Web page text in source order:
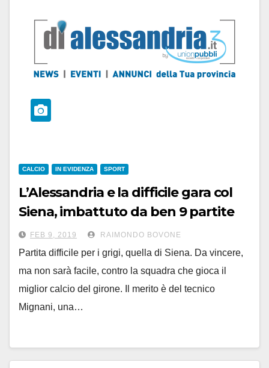
CALCIO IN EVIDENZA SPORT
L’Alessandria e la difficile gara col
Siena, imbattuto da ben 9 partite
FEB 9, 2019 RAIMONDO BOVONE
Partita difficile per i grigi, quella di Siena. Da vincere,
ma non sarà facile, contro la squadra che gioca il
miglior calcio del girone. Il merito è del tecnico
Mignani, una…